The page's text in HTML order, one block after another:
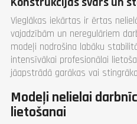
Vieglākas iekārtas ir ērtas
vajadzībām un neregulāriem
modeļi nodrošina labāku
intensīvākai profesionālai
jāapstrādā garākas vai
Modeļi nelielai
lietošanai